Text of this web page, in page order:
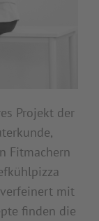
Projekt der
Fitmachern
mit
finden die